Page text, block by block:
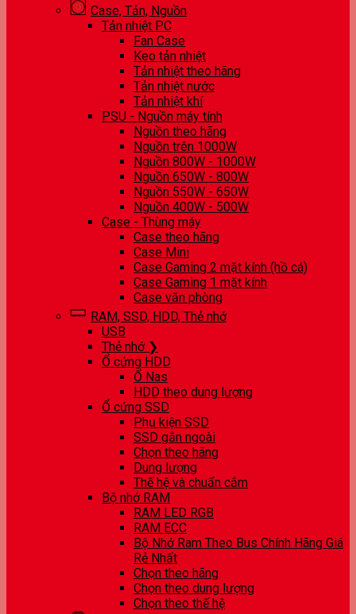
Case, Tản, Nguồn
Tản nhiệt PC
Fan Case
Keo tản nhiệt
Tản nhiệt theo hãng
Tản nhiệt nước
Tản nhiệt khí
PSU - Nguồn máy tính
Nguồn theo hãng
Nguồn trên 1000W
Nguồn 800W - 1000W
Nguồn 650W - 800W
Nguồn 550W - 650W
Nguồn 400W - 500W
Case - Thùng máy
Case theo hãng
Case Mini
Case Gaming 2 mặt kính (hồ cá)
Case Gaming 1 mặt kính
Case văn phòng
RAM, SSD, HDD, Thẻ nhớ
USB
Thẻ nhớ ❯
Ổ cứng HDD
Ổ Nas
HDD theo dung lượng
Ổ cứng SSD
Phụ kiện SSD
SSD gắn ngoài
Chọn theo hãng
Dung lượng
Thế hệ và chuẩn cắm
Bộ nhớ RAM
RAM LED RGB
RAM ECC
Bộ Nhớ Ram Theo Bus Chính Hãng Giá
Rẻ Nhất
Chọn theo hãng
Chọn theo dung lượng
Chọn theo thế hệ